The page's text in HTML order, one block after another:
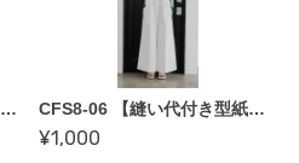
CFS8-01【縫い代付き型紙】ラグランスリーブワンピース by 伊藤みちよさん／COTTON FRIEND SEWING vol.8 CFS8-06 【縫い代付き型紙】サロペットパンツ by 加藤容子さん／COTTON FRIEND SEWING vol.8
¥1,000